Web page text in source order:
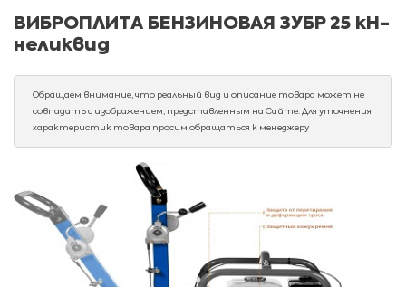
ВИБРОПЛИТА БЕНЗИНОВАЯ ЗУБР 25 кН-
неликвид
Обращаем внимание, что реальный вид и описание товара может не
совпадать с изображением, представленным на Сайте. Для уточнения
характеристик товара просим обращаться к менеджеру